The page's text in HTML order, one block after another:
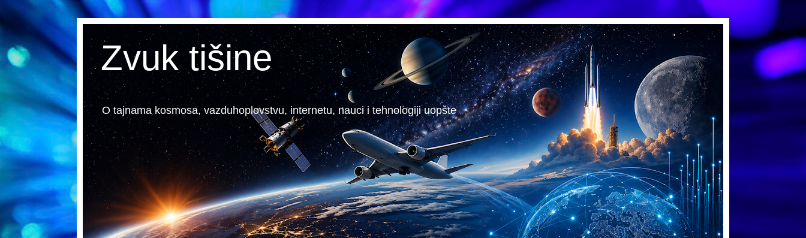
Zvuk tišine
O tajnama kosmosa, vazduhoplovstvu, internetu, nauci i tehnologiji uopšte